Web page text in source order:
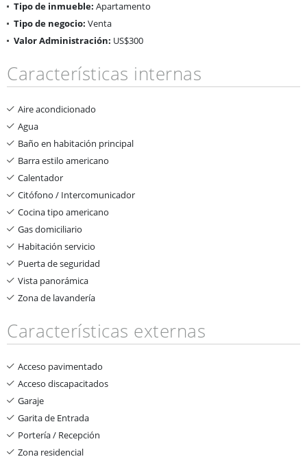
Tipo de inmueble: Apartamento
Tipo de negocio: Venta
Valor Administración: US$300
Características internas
Aire acondicionado
Agua
Baño en habitación principal
Barra estilo americano
Calentador
Citófono / Intercomunicador
Cocina tipo americano
Gas domiciliario
Habitación servicio
Puerta de seguridad
Vista panorámica
Zona de lavandería
Características externas
Acceso pavimentado
Acceso discapacitados
Garaje
Garita de Entrada
Portería / Recepción
Zona residencial